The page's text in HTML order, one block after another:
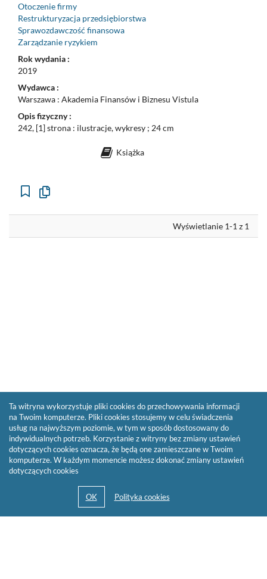
Otoczenie firmy
Restrukturyzacja przedsiębiorstwa
Sprawozdawczość finansowa
Zarządzanie ryzykiem
Rok wydania :
2019
Wydawca :
Warszawa : Akademia Finansów i Biznesu Vistula
Opis fizyczny :
242, [1] strona : ilustracje, wykresy ; 24 cm
Książka
Kopiuj
Wyświetlanie 1-1 z 1
Ta witryna wykorzystuje pliki cookies do przechowywania informacji
na Twoim komputerze. Pliki cookies stosujemy w celu świadczenia
usług na najwyższym poziomie, w tym w sposób dostosowany do
indywidualnych potrzeb. Korzystanie z witryny bez zmiany ustawień
dotyczących cookies oznacza, że będą one zamieszczane w Twoim
komputerze. W każdym momencie możesz dokonać zmiany ustawień
dotyczących cookies